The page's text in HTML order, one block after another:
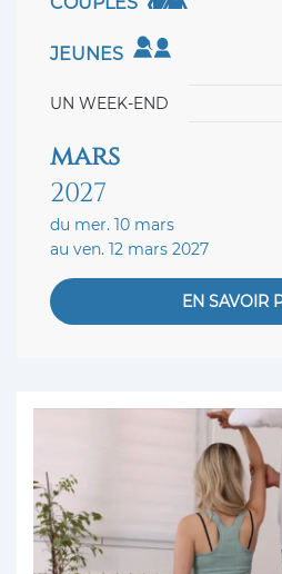
JEUNES
UN WEEK-END
mars
2027
du mer. 10 mars
au ven. 12 mars 2027
EN SAVOIR